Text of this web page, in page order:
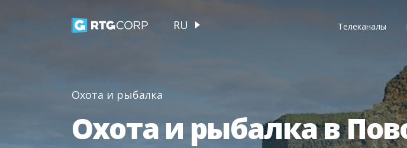
RU Телеканалы
Охота и рыбалка
Охота и рыбалка в